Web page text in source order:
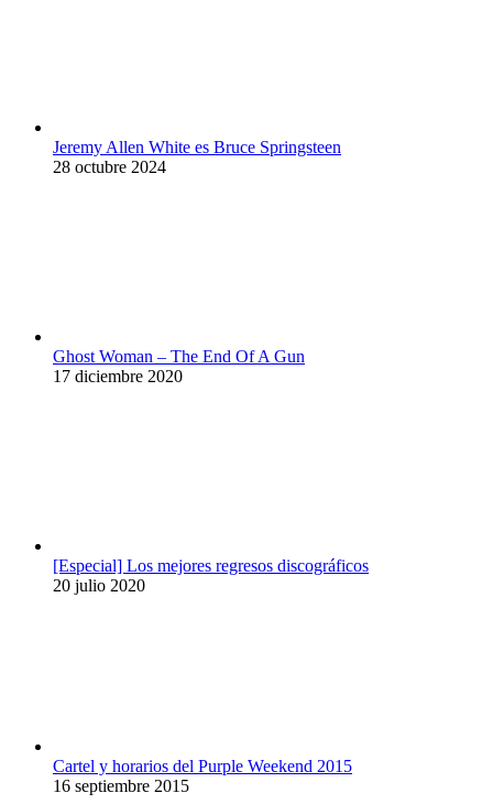
Jeremy Allen White es Bruce Springsteen
28 octubre 2024
Ghost Woman – The End Of A Gun
17 diciembre 2020
[Especial] Los mejores regresos discográficos
20 julio 2020
Cartel y horarios del Purple Weekend 2015
16 septiembre 2015